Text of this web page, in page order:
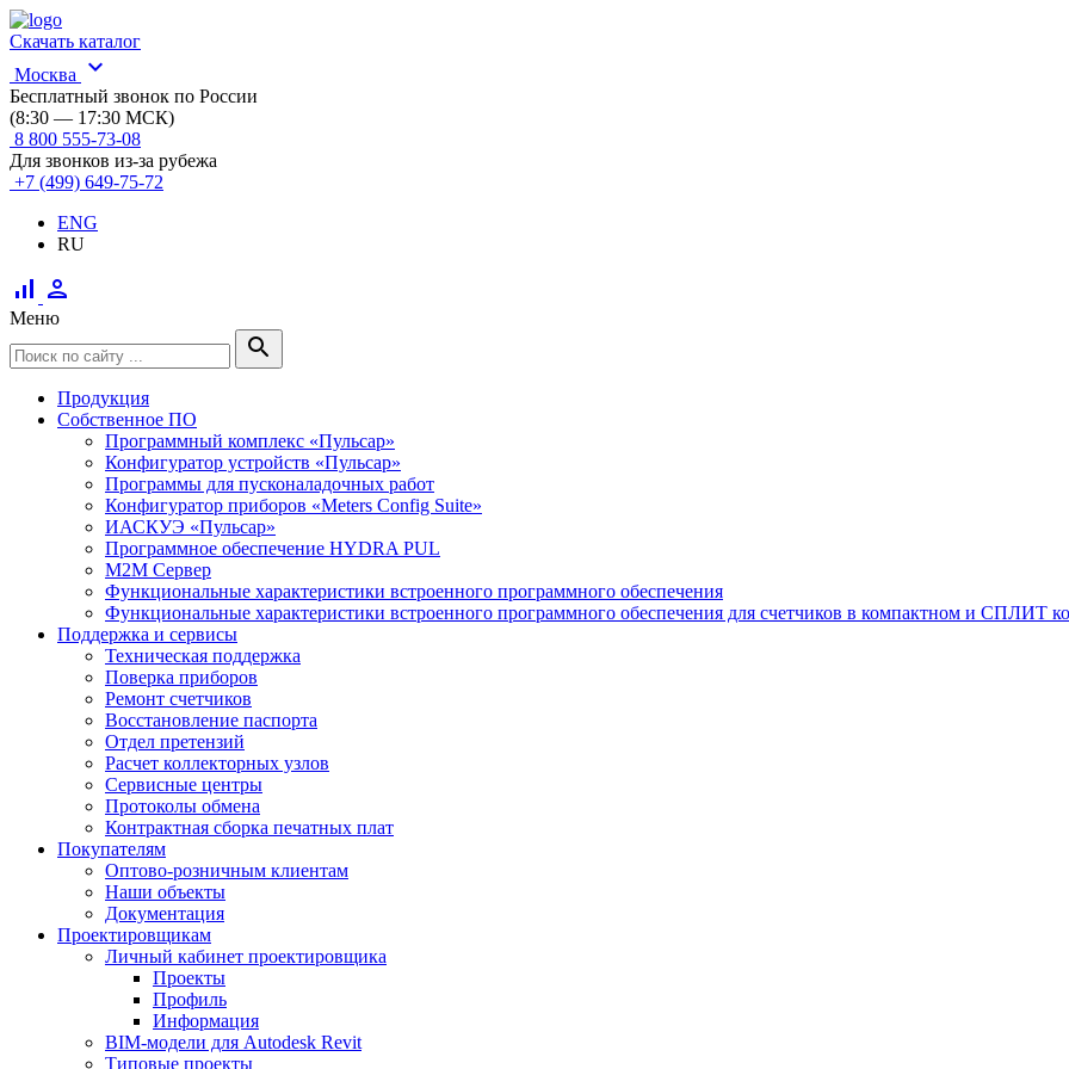
Скачать каталог
Москва
expand_more
Бесплатный звонок по России
(8:30 — 17:30 МСК)
8 800 555-73-08
Для звонков из-за рубежа
+7 (499) 649-75-72
ENG
RU
signal_cellular_alt person
Меню
search
Продукция
Собственное ПО
Программный комплекс «Пульсар»
Конфигуратор устройств «Пульсар»
Программы для пусконаладочных работ
Конфигуратор приборов «Meters Config Suite»
ИАСКУЭ «Пульсар»
Программное обеспечение HYDRA PUL
M2M Сервер
Функциональные характеристики встроенного программного обеспечения
Функциональные характеристики встроенного программного обеспечения для счетчиков в компактном и СПЛИТ
Поддержка и сервисы
Техническая поддержка
Поверка приборов
Ремонт счетчиков
Восстановление паспорта
Отдел претензий
Расчет коллекторных узлов
Сервисные центры
Протоколы обмена
Контрактная сборка печатных плат
Покупателям
Оптово-розничным клиентам
Наши объекты
Документация
Проектировщикам
Личный кабинет проектировщика
Проекты
Профиль
Информация
BIM-модели для Autodesk Revit
Типовые проекты